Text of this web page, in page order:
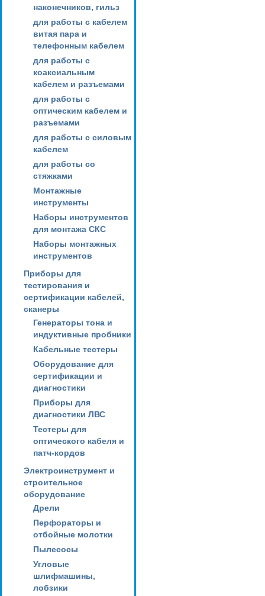
наконечников, гильз
для работы с кабелем
витая пара и
телефонным кабелем
для работы с
коаксиальным
кабелем и разъемами
для работы с
оптическим кабелем и
разъемами
для работы с силовым
кабелем
для работы со
стяжками
Монтажные
инструменты
Наборы инструментов
для монтажа СКС
Наборы монтажных
инструментов
Приборы для
тестирования и
сертификации кабелей,
сканеры
Генераторы тона и
индуктивные пробники
Кабельные тестеры
Оборудование для
сертификации и
диагностики
Приборы для
диагностики ЛВС
Тестеры для
оптического кабеля и
патч-кордов
Электроинструмент и
строительное
оборудование
Дрели
Перфораторы и
отбойные молотки
Пылесосы
Угловые
шлифмашины,
лобзики